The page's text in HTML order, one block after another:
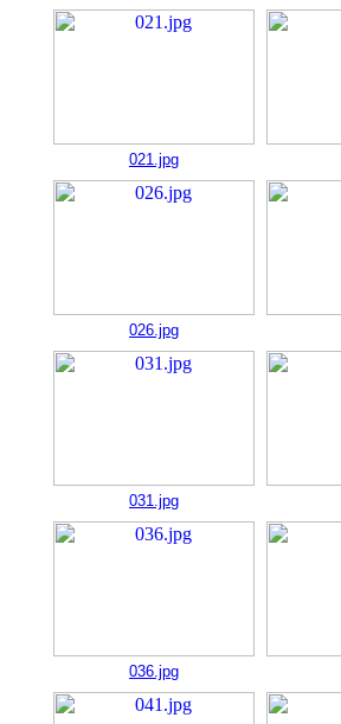
021.jpg
026.jpg
031.jpg
036.jpg